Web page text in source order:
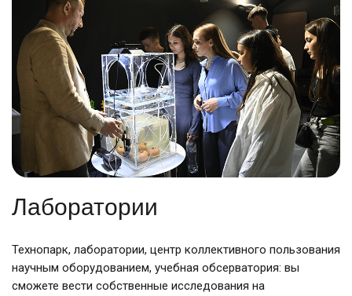
Лаборатории
Технопарк, лаборатории, центр коллективного пользования
научным оборудованием, учебная обсерватория: вы
сможете вести собственные исследования на